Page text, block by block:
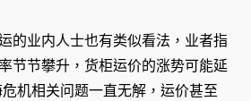
的业内人士也有类似看法，业者指
节节攀升，货柜运价的涨势可能延
机相关问题一直无解，运价甚至